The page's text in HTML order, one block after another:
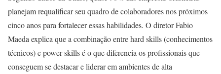
planejam requalificar seu quadro de colaboradores nos próximos
cinco anos para fortalecer essas habilidades. O diretor Fabio
Maeda explica que a combinação entre hard skills (conhecimentos
técnicos) e power skills é o que diferencia os profissionais que
conseguem se destacar e liderar em ambientes de alta